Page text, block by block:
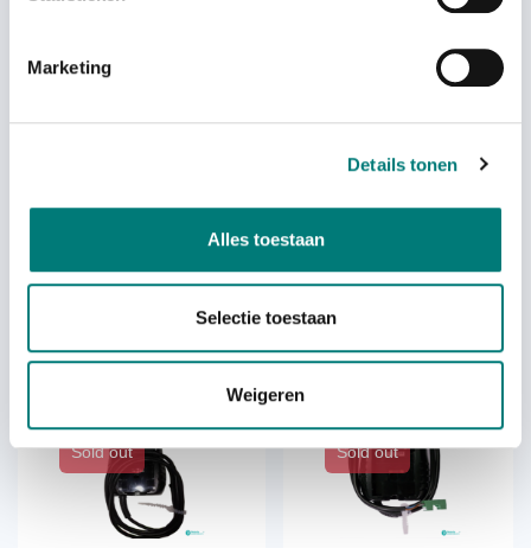
Marketing
Details tonen
Alles toestaan
Selectie toestaan
Weigeren
each
Autec® battery charger
FW260R, R0CABA1E02A0
Sold out
Sold out Sold out